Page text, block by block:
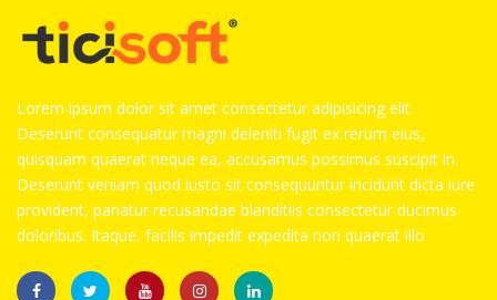
Lorem ipsum dolor sit amet consectetur adipisicing elit.
Deserunt consequatur magni deleniti fugit ex rerum eius,
quisquam quaerat neque ea, accusamus possimus suscipit in.
Deserunt veniam quod iusto sit consequuntur incidunt dicta iure
provident, pariatur recusandae blanditiis consectetur ducimus
doloribus. Itaque, facilis impedit expedita non quaerat illo